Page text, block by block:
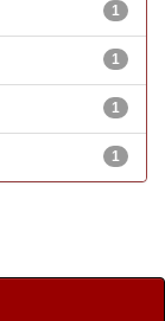
1
1
1
1